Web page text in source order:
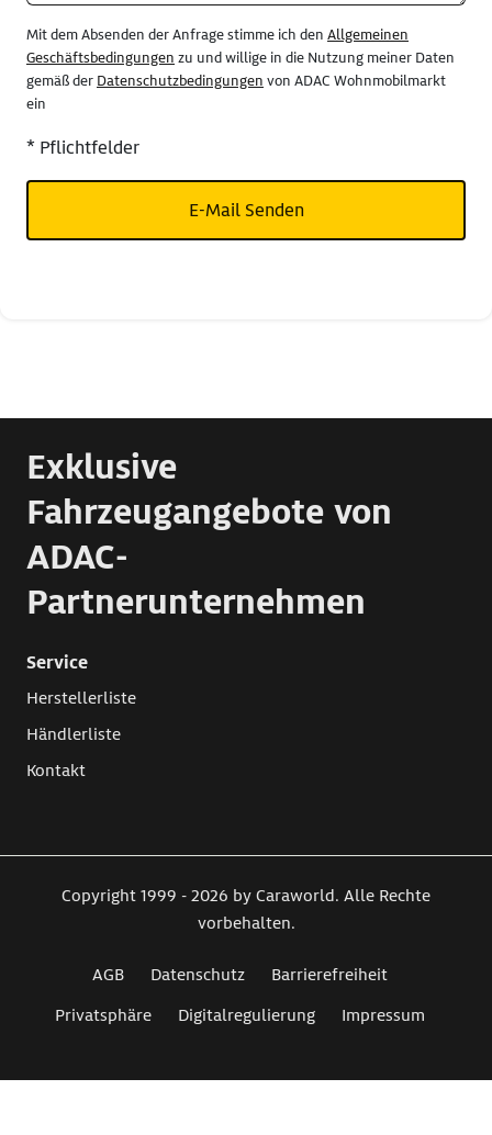
Mit dem Absenden der Anfrage stimme ich den Allgemeinen
Geschäftsbedingungen zu und willige in die Nutzung meiner Daten
gemäß der Datenschutzbedingungen von ADAC Wohnmobilmarkt
ein
* Pflichtfelder
E-Mail Senden
Exklusive
Fahrzeugangebote von
ADAC-
Partnerunternehmen
Service
Herstellerliste
Händlerliste
Kontakt
Copyright 1999 - 2026 by Caraworld. Alle Rechte
vorbehalten.
AGB Datenschutz
Barrierefreiheit
Privatsphäre
Digitalregulierung Impressum